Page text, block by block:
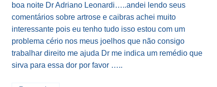
boa noite Dr Adriano Leonardi…..andei lendo seus
comentários sobre artrose e caibras achei muito
interessante pois eu tenho tudo isso estou com um
problema cério nos meus joelhos que não consigo
trabalhar direito me ajuda Dr me indica um remédio que
sirva para essa dor por favor …..